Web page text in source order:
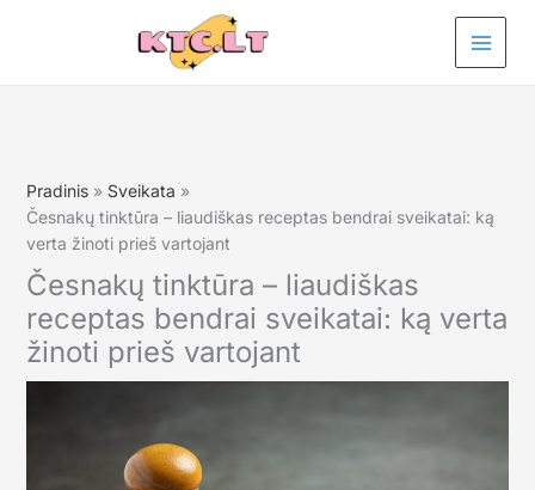
Pradinis
Sveikata
Česnakų tinktūra – liaudiškas receptas bendrai sveikatai: ką
verta žinoti prieš vartojant
Česnakų tinktūra – liaudiškas
receptas bendrai sveikatai: ką verta
žinoti prieš vartojant